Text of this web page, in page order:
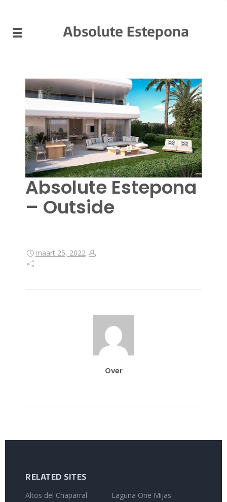
Absolute Estepona
Absolute Estepona
– Outside
maart 25, 2022
Over
RELATED SITES
Altos del Chaparral
Laguna One Mijas